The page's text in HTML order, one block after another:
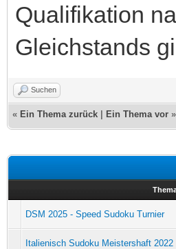
Qualifikation
Gleichstands
Suchen
« Ein Thema zurück Ein Thema vor »
DSM 2025 - Speed Sudoku Turnier
Italienisch Sudoku Meistershaft 2022